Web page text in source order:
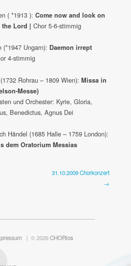
( *1913 ): Come now and look on
Lord | Chor 5-6-stimmig
(*1947 Ungarn): Daemon irrept
4-stimmig
Rohrau – 1809 Wien): Missa in
Messe)
und Orchester: Kyrie, Gloria,
Benedictus, Agnus Dei
Händel (1685 Halle – 1759 London):
dem Oratorium Messias
31.10.2009 Chorkonzert
→
| © 2026CHORios